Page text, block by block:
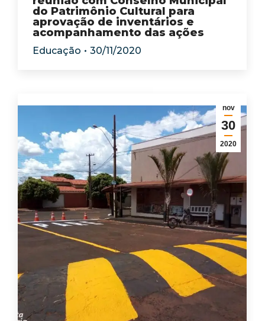
do Patrimônio Cultural para
aprovação de inventários e
acompanhamento das ações
Educação 30/11/2020
nov
30
2020